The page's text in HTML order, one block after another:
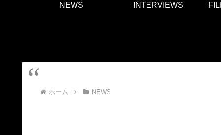
NEWS INTERVIEWS
ホーム NEWS